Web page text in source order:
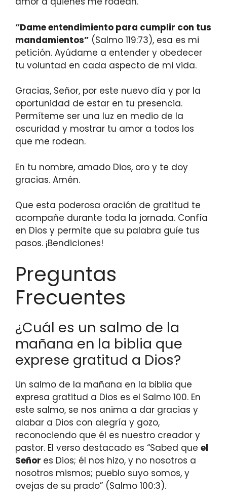
“Dame entendimiento para cumplir con tus
mandamientos” (Salmo 119:73), esa es mi
petición. Ayúdame a entender y obedecer
tu voluntad en cada aspecto de mi vida.
Gracias, Señor, por este nuevo día y por la
oportunidad de estar en tu presencia.
Permíteme ser una luz en medio de la
oscuridad y mostrar tu amor a todos los
que me rodean.
En tu nombre, amado Dios, oro y te doy
gracias. Amén.
Que esta poderosa oración de gratitud te
acompañe durante toda la jornada. Confía
en Dios y permite que su palabra guíe tus
pasos. ¡Bendiciones!
Preguntas
Frecuentes
¿Cuál es un salmo de la
mañana en la biblia que
exprese gratitud a Dios?
Un salmo de la mañana en la biblia que
expresa gratitud a Dios es el Salmo 100. En
este salmo, se nos anima a dar gracias y
alabar a Dios con alegría y gozo,
reconociendo que él es nuestro creador y
pastor. El verso destacado es “Sabed que el
Señor es Dios; él nos hizo, y no nosotros a
nosotros mismos; pueblo suyo somos, y
ovejas de su prado” (Salmo 100:3).